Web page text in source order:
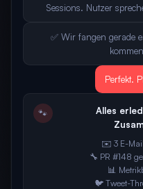
Sessions. Nutzer
✅ Wir fangen gerade
Perfekt.
🐾
Alles
✉️ 3 E-
🔧 PR #148
📊
🐦 Tweet-